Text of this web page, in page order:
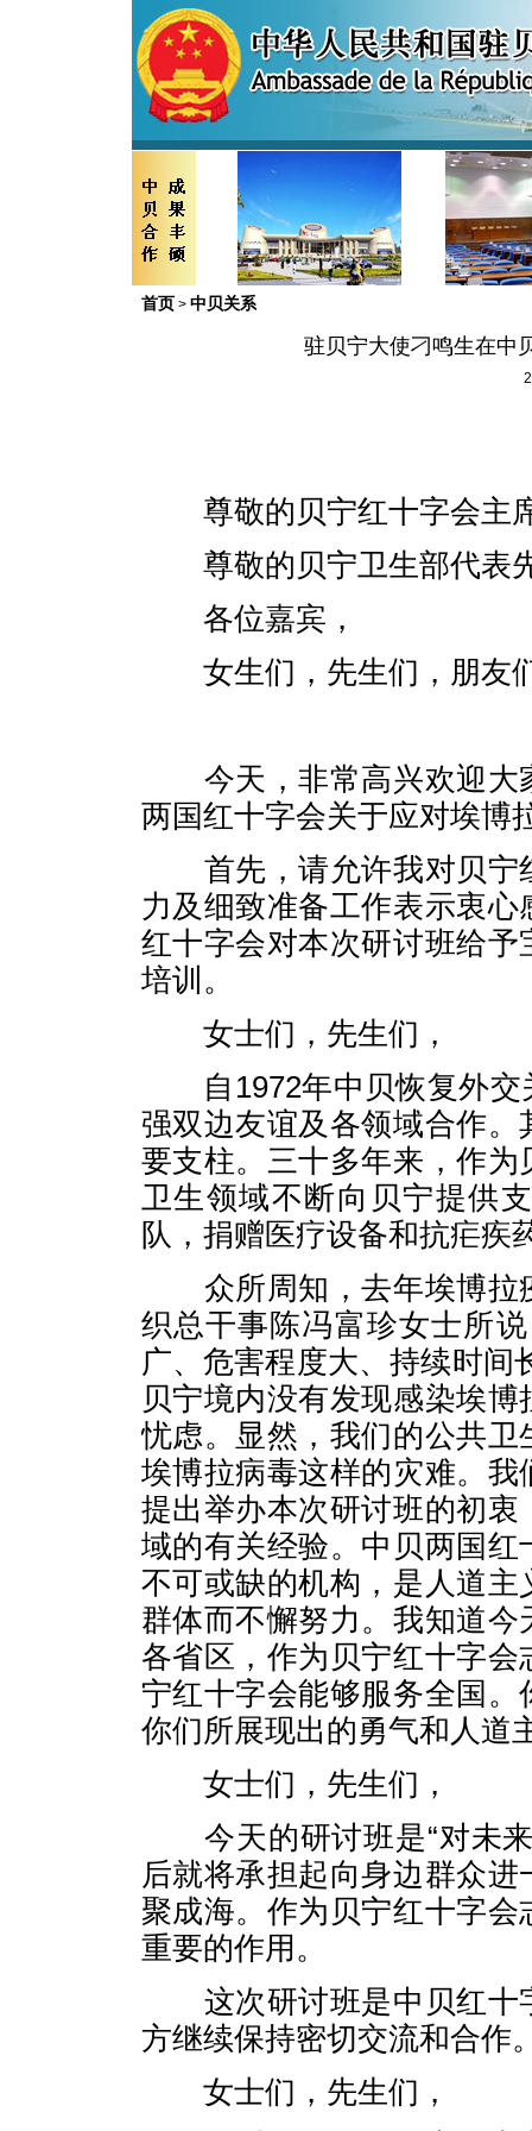
首页 > 中贝关系
驻贝宁大使刁鸣生在中
尊敬的贝宁红十字会主
尊敬的贝宁卫生部代表
各位嘉宾，
女生们，先生们，朋友
今天，非常高兴欢迎
两国红十字会关于应对埃博
首先，请允许我对贝
力及细致准备工作表示衷
红十字会对本次研讨班给
培训。
女士们，先生们，
自 1972年中贝恢复外
强双边友谊及各领域合作
要支柱。三十多年来，作
卫生领域不断向贝宁提供
队，捐赠医疗设备和抗疟疾
众所周知，去年埃博
织总干事陈冯富珍女士所
广、危害程度大、持续时间
贝宁境内没有发现感染埃
忧虑。显然，我们的公共
埃博拉病毒这样的灾难。
提出举办本次研讨班的初
域的有关经验。中贝两国
不可或缺的机构，是人道
群体而不懈努力。我知道
各省区，作为贝宁红十字
宁红十字会能够服务全国
你们所展现出的勇气和人道
女士们，先生们，
今天的研讨班是“对未
后就将承担起向身边群众
聚成海。作为贝宁红十字
重要的作用。
这次研讨班是中贝红
方继续保持密切交流和合作
女士们，先生们，